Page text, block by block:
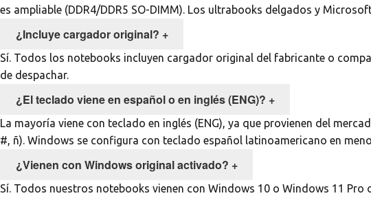
es ampliable (DDR4/DDR5 SO-DIMM). Los ultrabooks delgados y
¿Incluye cargador original? +
Sí. Todos los notebooks incluyen cargador original del fabricante o
de despachar.
¿El teclado viene en español o en inglés (ENG)? +
La mayoría viene con teclado en inglés (ENG), ya que provienen del
#, ñ). Windows se configura con teclado español latinoamericano en
¿Vienen con Windows original activado? +
Sí. Todos nuestros notebooks vienen con Windows 10 o Windows 11